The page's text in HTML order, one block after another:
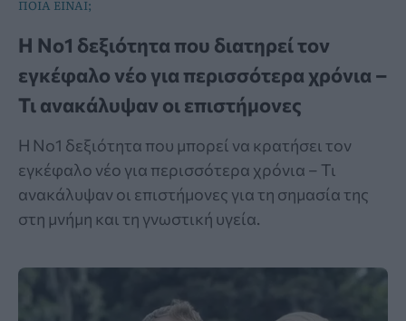
ΠΟΙΑ ΕΙΝΑΙ;
Η Νο1 δεξιότητα που διατηρεί τον
εγκέφαλο νέο για περισσότερα χρόνια –
Τι ανακάλυψαν οι επιστήμονες
Η Νο1 δεξιότητα που μπορεί να κρατήσει τον
εγκέφαλο νέο για περισσότερα χρόνια – Τι
ανακάλυψαν οι επιστήμονες για τη σημασία της
στη μνήμη και τη γνωστική υγεία.